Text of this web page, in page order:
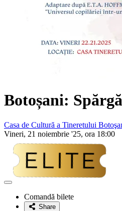
Botoșani:
Casa de Cultură a Tineretului
Vineri, 21 noiembrie '25, ora 18:00
Adaugă
favoriteComandă bilete
Share